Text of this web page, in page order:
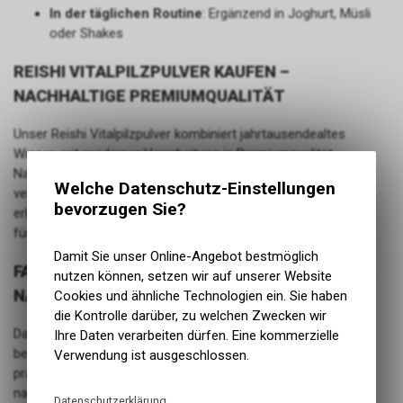
In der täglichen Routine : Ergänzend in Joghurt, Müsli
oder Shakes
REISHI VITALPILZPULVER KAUFEN –
NACHHALTIGE PREMIUMQUALITÄT
Unser Reishi Vitalpilzpulver kombiniert jahrtausendealtes
Wissen mit moderner Verarbeitung in Premiumqualität.
Nachhaltig hergestellt und in lichtgeschütztem Miron-Glas
verpackt, bleibt die Frische und Qualität des Pulvers optimal
erhalten. Entdecke die Essenz des „Pilzes der Unsterblichkeit“
für deinen Alltag.
FAZIT: REISHI VITALPILZPULVER – NATÜRLICH,
NACHHALTIG UND WERTVOLL
Das Reishi Vitalpilzpulver bringt die Kraft eines der
bedeutendsten Vitalpilze der chinesischen Tradition in eine
praktische, moderne Form. Mit seinem reinen Fruchtkörper,
nachhaltiger Kultivierung und traditioneller Verarbeitung ist es
Welche Datenschutz-Einstellungen
bevorzugen Sie?
Damit Sie unser Online-Angebot bestmöglich
nutzen können, setzen wir auf unserer Website
Cookies und ähnliche Technologien ein. Sie haben
die Kontrolle darüber, zu welchen Zwecken wir
Ihre Daten verarbeiten dürfen. Eine kommerzielle
Verwendung ist ausgeschlossen.
Datenschutzerklärung